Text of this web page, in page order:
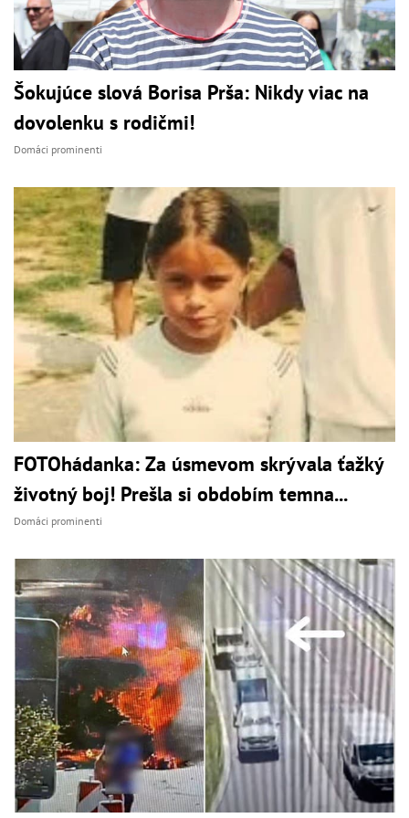
Šokujúce slová Borisa Prša: Nikdy viac na
dovolenku s rodičmi!
Domáci prominenti
FOTOhádanka: Za úsmevom skrývala ťažký
životný boj! Prešla si obdobím temna...
Domáci prominenti